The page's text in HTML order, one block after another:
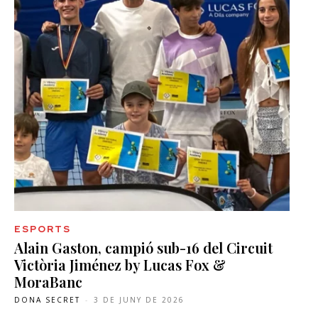
ESPORTS
Alain Gaston, campió sub-16 del Circuit
Victòria Jiménez by Lucas Fox &
MoraBanc
DONA SECRET - 3 DE JUNY DE 2026